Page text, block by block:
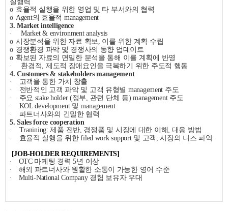
실행력
o 효율적 실행을 위한 영업 및 타 부서와의 협력
o Agent의 효율적 management
3. Market intelligence
·
Market & environment analysis
o 시장분석을 위한 자료 확보, 이를 위한 계획 수립
o 경쟁환경 파악 및 경쟁사의 동향 업데이트
o 확보된 자료의 면밀한 분석을 통해 이를 계획에 반영
·
환경적, 제도적 장애요인을 극복하기 위한 주도적 행동
4. Customers & stakeholders management
·
고객을 통한 가치 창출
·
전반적인 고객 파악 및 고객 유형별 management 주도
·
주요 stake holder (정부, 관련 단체 등) management 주도
·
KOL development 및 management
·
파트너사와의 긴밀한 협력
5. Sales force cooperation
·
Tranining:제품 전반, 경쟁품 및 시장에 대한 이해 , 대응 방법
·
효율적 실행을 위한filed work support 및 고객 ,시장의 니즈 파악
[JOB-HOLDER REQUIREMENTS]
·
OTC 마케팅 경력 5년 이상
·
해외 파트너사와 원활한 소통이 가능한 영어 수준
·
Multi-National Company 경험 보유자 우대